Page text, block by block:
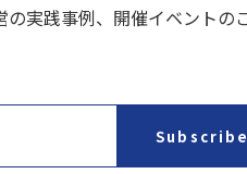
実践事例、開催イベントの
Subscribe